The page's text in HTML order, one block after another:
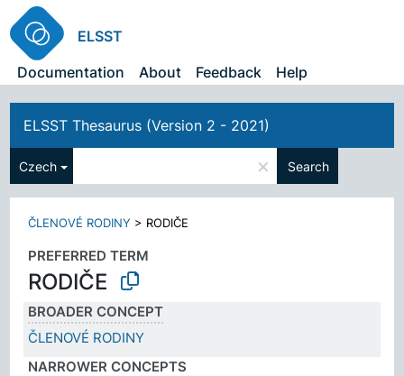
ELSST
Documentation
About Feedback Help
ELSST Thesaurus (Version 2 - 2021)
Czech × Search
ČLENOVÉ RODINY > RODIČE
PREFERRED TERM
RODIČE
BROADER CONCEPT
ČLENOVÉ RODINY
NARROWER CONCEPTS